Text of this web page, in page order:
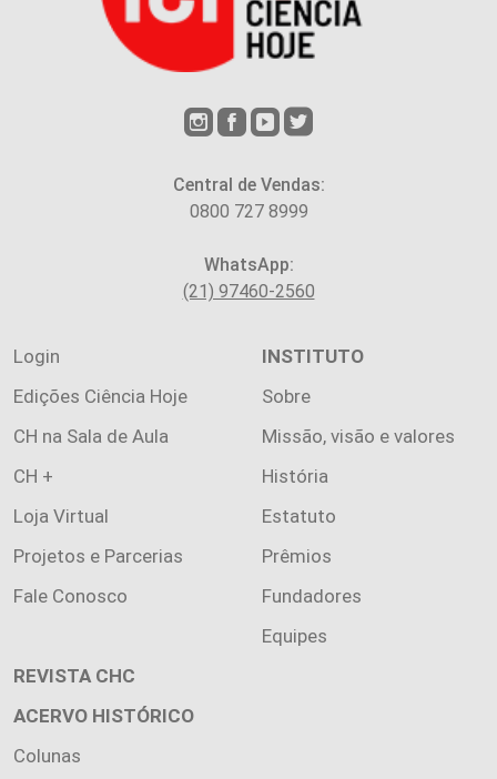
Central de Vendas:
0800 727 8999
WhatsApp:
(21) 97460-2560
Login
Edições Ciência Hoje
CH na Sala de Aula
CH +
Loja Virtual
Projetos e Parcerias
Fale Conosco
INSTITUTO
Sobre
Missão, visão e valores
História
Estatuto
Prêmios
Fundadores
Equipes
REVISTA CHC
ACERVO HISTÓRICO
Colunas